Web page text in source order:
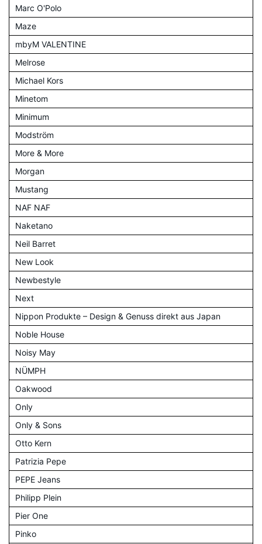
Marc O'Polo
Maze
mbyM VALENTINE
Melrose
Michael Kors
Minetom
Minimum
Modström
More & More
Morgan
Mustang
NAF NAF
Naketano
Neil Barret
New Look
Newbestyle
Next
Nippon Produkte – Design & Genuss direkt aus Japan
Noble House
Noisy May
NÜMPH
Oakwood
Only
Only & Sons
Otto Kern
Patrizia Pepe
PEPE Jeans
Philipp Plein
Pier One
Pinko